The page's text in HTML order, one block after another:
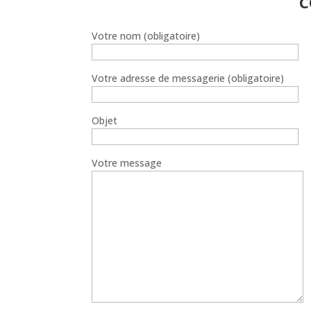
:
Votre nom (obligatoire)
Votre adresse de messagerie (obligatoire)
Objet
Votre message